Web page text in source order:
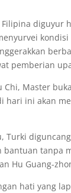
diguyur
pemberian
Chi, Master
hari ini akan
Turki
bantuan tanpa
Hu Guang-
hati yang